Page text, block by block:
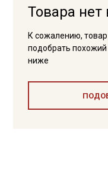
Товара нет
К сожалению,
подобрать
ниже